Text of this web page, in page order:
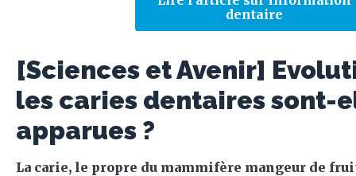
dentaire
[Sciences et Avenir]
les caries dentaires sont-
apparues ?
La carie, le propre du mammifère mangeur de